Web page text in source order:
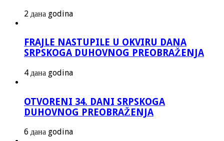
2 дана godina
FRAJLE NASTUPILE U OKVIRU DANA
SRPSKOGA DUHOVNOG PREOBRAŽENJA
4 дана godina
OTVORENI 34. DANI SRPSKOGA
DUHOVNOG PREOBRAŽENJA
6 дана godina